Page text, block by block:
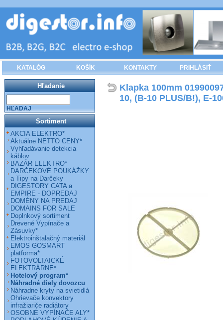
KATALÓG KOŠÍK KONTAKTY PRIHLÁSIŤ
Klapka 100mm
10, (B-10 PLUS/B!), E-
Hľadanie
HĽADAJ
Sortiment
AKCIA ELEKTRO*
Aktuálne NETTO CENY*
Vyhľadávanie detekcia
káblov
BAZÁR ELEKTRO*
DARČEKOVÉ POUKÁŽKY
a Tipy na Darčeky
DIGESTORY CATA a
EMPIRE - DOPREDAJ
DOMÉNY NA PREDAJ
DOMAINS FOR SALE
Doplnkový sortiment
Drevené Vypínače a
Zásuvky*
Elektroinštalačný materiál
EMOS GOSMART
platforma*
FOTOVOLTAICKÉ
ELEKTRÁRNE*
Hotelový program*
Náhradné diely dovozcu
Náhradne kryty na svietidlá
Ohrievače konvektory
infražiariče radiátory
OSOBNÉ VYPÍNAČE ALY*